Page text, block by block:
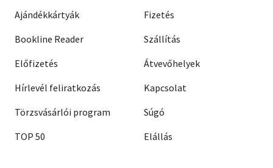
Ajándékkártyák
Bookline Reader
Előfizetés
Hírlevél feliratkozás
Törzsvásárlói program
TOP 50
Fizetés
Szállítás
Átvevőhelyek
Kapcsolat
Súgó
Elállás